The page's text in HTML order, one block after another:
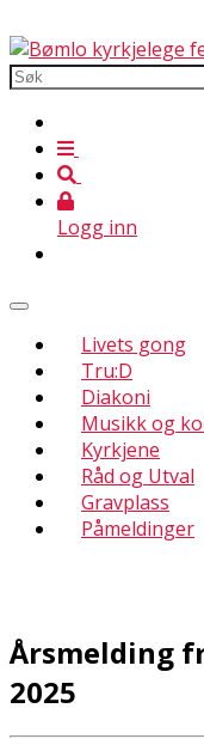
Logg inn
Livets gong
Tru:D
Diakoni
Musikk og
Kyrkjene
Råd og Utval
Gravplass
Påmeldinger
Årsmelding
2025